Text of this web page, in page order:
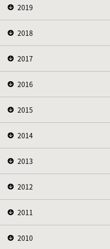
2019
2018
2017
2016
2015
2014
2013
2012
2011
2010